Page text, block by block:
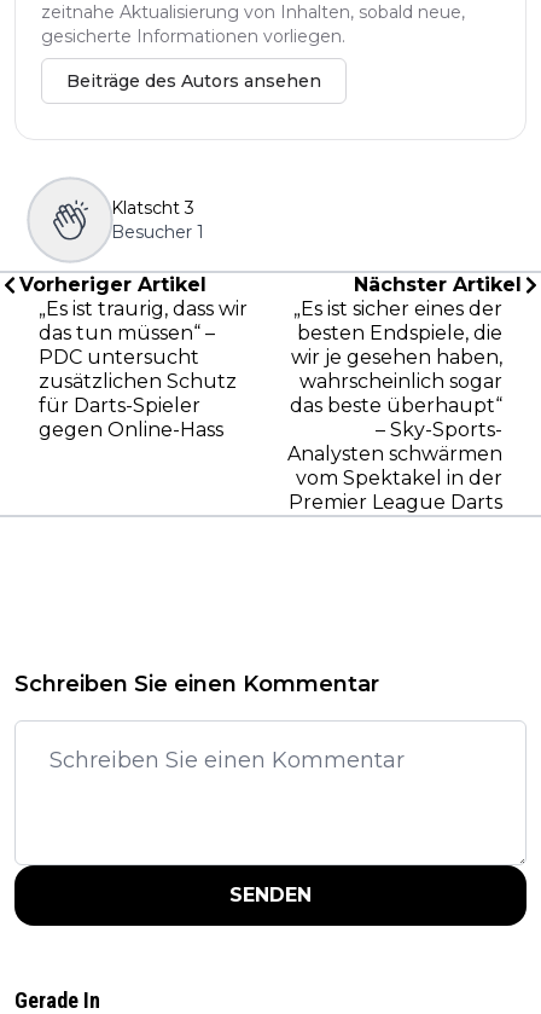
zeitnahe Aktualisierung von Inhalten, sobald neue,
gesicherte Informationen vorliegen.
Beiträge des Autors ansehen
Klatscht 3
Besucher 1
Vorheriger Artikel
„Es ist traurig, dass wir
das tun müssen“ –
PDC untersucht
zusätzlichen Schutz
für Darts-Spieler
gegen Online-Hass
Nächster Artikel
„Es ist sicher eines der
besten Endspiele, die
wir je gesehen haben,
wahrscheinlich sogar
das beste überhaupt“
– Sky-Sports-
Analysten schwärmen
vom Spektakel in der
Premier League Darts
Schreiben Sie einen Kommentar
SENDEN
Gerade In